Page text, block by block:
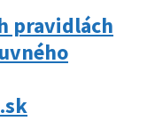
pravidlách